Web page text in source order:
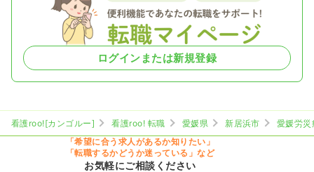
ログインまたは新規登録
看護roo![カンゴルー] 看護roo! 転職 愛媛県 新居浜市
愛媛労災
「希望に合う求人があるか知りたい」
「転職するかどうか迷っている」など
お気軽にご相談ください